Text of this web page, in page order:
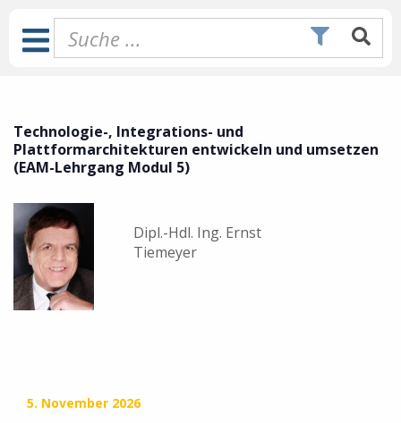
Inhalt
springen
Toggle
Navigation
Technologie-, Integrations- und
Plattformarchitekturen entwickeln und umsetzen
(EAM-Lehrgang Modul 5)
Dipl.-Hdl. Ing. Ernst
Tiemeyer
5. November 2026